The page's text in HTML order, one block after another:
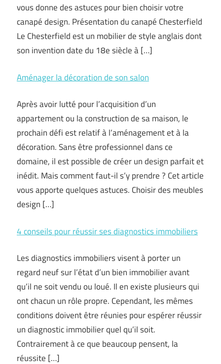
vous donne des astuces pour bien choisir votre
canapé design. Présentation du canapé Chesterfield
Le Chesterfield est un mobilier de style anglais dont
son invention date du 18e siècle à […]
Aménager la décoration de son salon
Après avoir lutté pour l’acquisition d’un
appartement ou la construction de sa maison, le
prochain défi est relatif à l’aménagement et à la
décoration. Sans être professionnel dans ce
domaine, il est possible de créer un design parfait et
inédit. Mais comment faut-il s’y prendre ? Cet article
vous apporte quelques astuces. Choisir des meubles
design […]
4 conseils pour réussir ses diagnostics immobiliers
Les diagnostics immobiliers visent à porter un
regard neuf sur l’état d’un bien immobilier avant
qu’il ne soit vendu ou loué. Il en existe plusieurs qui
ont chacun un rôle propre. Cependant, les mêmes
conditions doivent être réunies pour espérer réussir
un diagnostic immobilier quel qu’il soit.
Contrairement à ce que beaucoup pensent, la
réussite […]